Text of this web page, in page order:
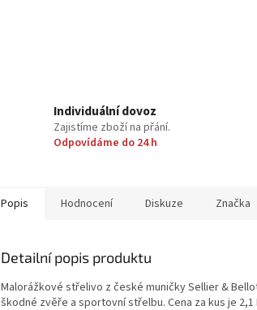
Individuální dovoz
Zajistíme zboží na přání.
Odpovídáme do 24 h
Popis Hodnocení Diskuze Značka
Detailní popis produktu
Malorážkové střelivo z české muničky Sellier &
škodné zvěře a sportovní střelbu. Cena za kus je 2,1